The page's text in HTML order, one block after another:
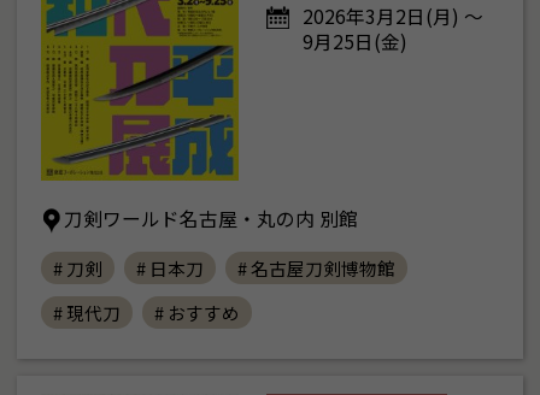
2026年3月2日(月) ～
9月25日(金)
刀剣ワールド名古屋・丸の内 別館
# 刀剣 # 日本刀
# 名古屋刀剣博物館
# 現代刀
# おすすめ